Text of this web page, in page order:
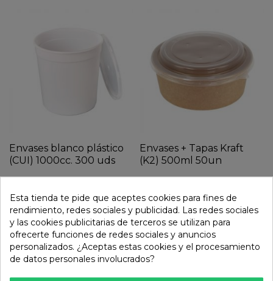
Envases blanco plástico
(CUI) 1000cc. 300 uds
Envases + Tapas Kraft
(K2) 500ml 50un
Esta tienda te pide que aceptes cookies para fines de
rendimiento, redes sociales y publicidad. Las redes sociales
y las cookies publicitarias de terceros se utilizan para
ofrecerte funciones de redes sociales y anuncios
personalizados. ¿Aceptas estas cookies y el procesamiento
de datos personales involucrados?